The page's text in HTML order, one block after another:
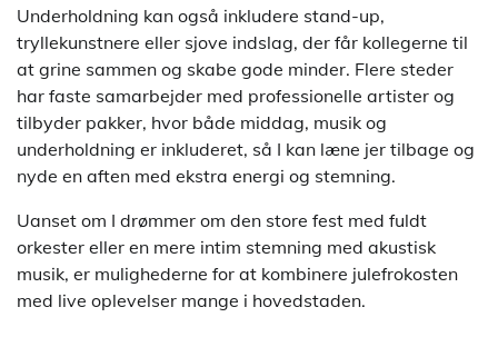
Underholdning kan også inkludere stand-up,
tryllekunstnere eller sjove indslag, der får kollegerne til
at grine sammen og skabe gode minder. Flere steder
har faste samarbejder med professionelle artister og
tilbyder pakker, hvor både middag, musik og
underholdning er inkluderet, så I kan læne jer tilbage og
nyde en aften med ekstra energi og stemning.
Uanset om I drømmer om den store fest med fuldt
orkester eller en mere intim stemning med akustisk
musik, er mulighederne for at kombinere julefrokosten
med live oplevelser mange i hovedstaden.